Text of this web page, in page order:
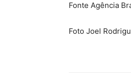
Fonte Agência
Foto Joel